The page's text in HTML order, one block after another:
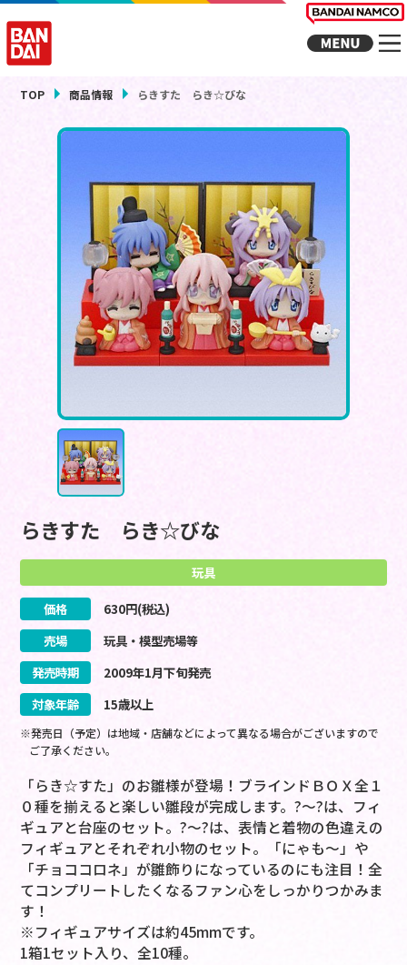
TOP 商品情報 らきすた らき☆びな
らきすた らき☆びな
玩具
価格 630円(税込)
売場
玩具・模型売場等
発売時期
2009年1月下旬発売
対象年齢
15歳以上
※発売日（予定）は地域・店舗などによって異なる場合がございますので
ご了承ください。
「らき☆すた」のお雛様が登場！ブラインドＢＯＸ全１
０種を揃えると楽しい雛段が完成します。?～?は、フィ
ギュアと台座のセット。?～?は、表情と着物の色違えの
フィギュアとそれぞれ小物のセット。「にゃも～」や
「チョココロネ」が雛飾りになっているのにも注目！全
てコンプリートしたくなるファン心をしっかりつかみま
す！
※フィギュアサイズは約45mmです。
1箱1セット入り、全10種。